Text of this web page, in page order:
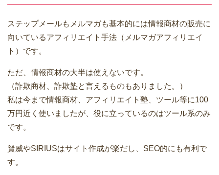
ステップメールもメルマガも基本的には情報商材の販売に
向いているアフィリエイト手法（メルマガアフィリエイ
ト）です。
ただ、情報商材の大半は使えないです。
（詐欺商材、詐欺塾と言えるものもありました。）
私は今まで情報商材、アフィリエイト塾、ツール等に100
万円近く使いましたが、役に立っているのはツール系のみ
です。
賢威やSIRIUSはサイト作成が楽だし、SEO的にも有利で
す。